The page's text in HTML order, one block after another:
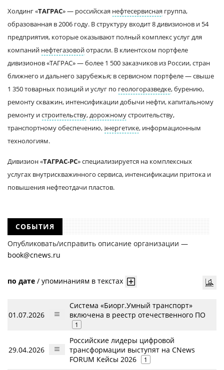
Холдинг «ТАГРАС» — российская нефтесервисная группа,
образованная в 2006 году. В структуру входит 8 дивизионов и 54
предприятия, которые оказывают полный комплекс услуг для
компаний нефтегазовойотрасли. В клиентском портфеле
дивизионов «ТАГРАС» — более 1 500 заказчиков из России, стран
ближнего и дальнего зарубежья; в сервисном портфеле — свыше
1 350 товарных позиций и услуг по геологоразведке, бурению,
ремонту скважин, интенсификации добычи нефти, капитальному
ремонту истроительству,дорожномустроительству,
транспортному обеспечению,энергетике, информационным
технологиям.
Дивизион «ТАГРАС-РС» специализируется на комплексных
услугах внутрискважинного сервиса, интенсификации притока и
повышения нефтеотдачи пластов.
СОБЫТИЯ
Опубликовать/исправить описание организации —
book@cnews.ru
по дате / упоминаниям в текстах
01.07.2026
Система «Биорг.Умный транспорт»
включена в реестр отечественного ПО
1
29.04.2026
Российские лидеры цифровой
трансформации выступят на CNews
FORUM Кейсы 2026
1